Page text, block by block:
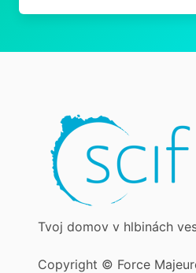
Tvoj domov v hlbinách
Copyright © Force